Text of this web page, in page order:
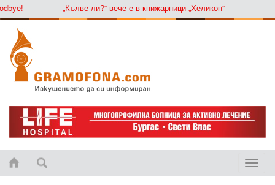
„Кълве ли?“ вече е в книжарници „Хеликон“
Toggle